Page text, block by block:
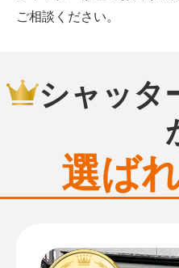
ご相談ください。
シャッタ
選ば